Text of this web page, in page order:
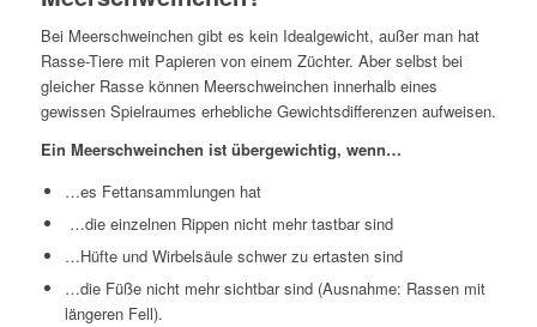
Bei Meerschweinchen gibt es kein Idealgewicht, außer man hat
Rasse-Tiere mit Papieren von einem Züchter. Aber selbst bei
gleicher Rasse können Meerschweinchen innerhalb eines
gewissen Spielraumes erhebliche Gewichtsdifferenzen aufweisen.
Ein Meerschweinchen ist übergewichtig, wenn…
…es Fettansammlungen hat
…die einzelnen Rippen nicht mehr tastbar sind
…Hüfte und Wirbelsäule schwer zu ertasten sind
…die Füße nicht mehr sichtbar sind (Ausnahme: Rassen mit
längeren Fell).